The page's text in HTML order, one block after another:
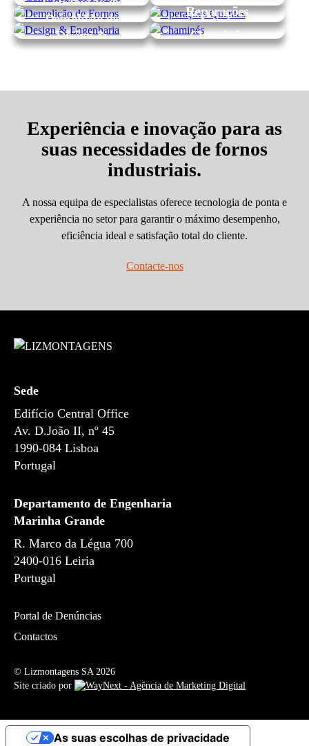
Fornos
Estruturas
Metálicas
Demolição de
Fornos
Reparações
Especiais (a
Quente)
Design &
Engenharia
Chaminés
Industriais
Experiência e inovação para as
suas necessidades de fornos
industriais.
A nossa equipa de especialistas oferece tecnologia de ponta e
experiência no setor para garantir o máximo desempenho,
eficiência ideal e satisfação total do cliente.
Contacte-nos
Sede
Edifício Central Office
Av. D.João II, nº 45
1990-084 Lisboa
Portugal
Departamento de Engenharia
Marinha Grande
R. Marco da Légua 700
2400-016 Leiria
Portugal
Portal de Denúncias
Contactos
© Lizmontagens SA 2026
Site criado por
As suas escolhas de privacidade